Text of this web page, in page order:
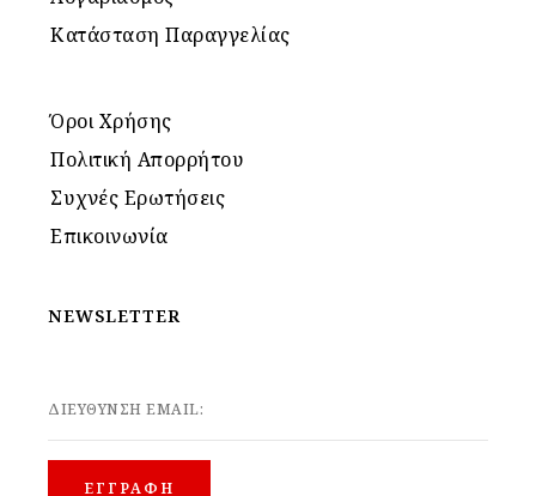
Κατάσταση Παραγγελίας
Όροι Χρήσης
Πολιτική Απορρήτου
Συχνές Ερωτήσεις
Επικοινωνία
NEWSLETTER
ΔΙΕΥΘΥΝΣΗ EMAIL: